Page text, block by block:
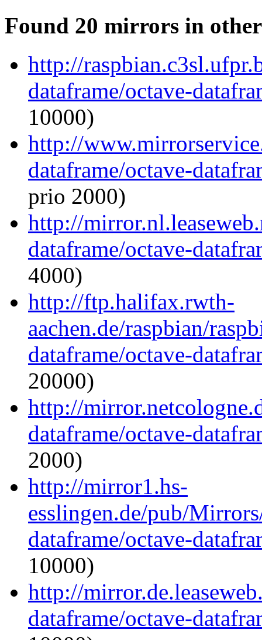
Found 20 mirrors in
http://
dataframe/octave-
10000)
http://
dataframe/octave-
prio 2000)
http://
dataframe/octave-
4000)
http://ftp.halifax.rwth-
aachen.de/raspbian/
dataframe/octave-
20000)
http://
dataframe/octave-
2000)
http://mirror1.hs-
esslingen.de/pub/
dataframe/octave-
10000)
http://
dataframe/octave-